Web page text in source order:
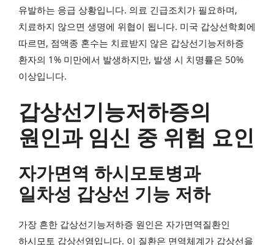
유발하는 응급 상황입니다. 의료 긴급조치가 필요하며,
치료하지 않으면 생명에 위협이 됩니다. 미국 갑상선학회에
따르면, 점액종 혼수는 치료받지 않은 갑상선기능저하증
환자의 1% 미만에서 발생하지만, 발생 시 치명률은 50%
이상입니다.
갑상선기능저하증의
원인과 임신 중 위험 요인
자가면역 하시모토병과
일차성 갑상선 기능 저하
가장 흔한 갑상선기능저하증 원인은 자가면역질환인
하시모토 갑상선염입니다. 이 질환은 면역체계가 갑상선을